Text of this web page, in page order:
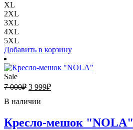
XL
2XL
3XL
4XL
5XL
Добавить в корзину
Sale
7 000₽ 3 999₽
В наличии
Кресло-мешок "NOLA"